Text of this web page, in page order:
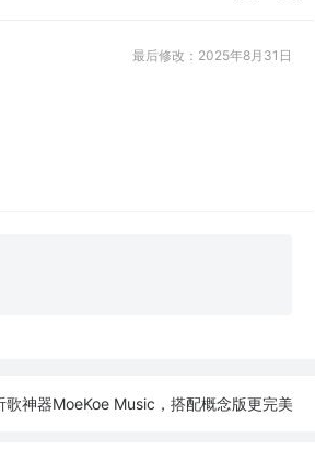
最后修改：2025年8月31日
歌神器MoeKoe Music，搭配概念版更完美